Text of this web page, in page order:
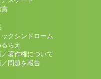
クシンドローム
ちえ
著作権について
問題を報告